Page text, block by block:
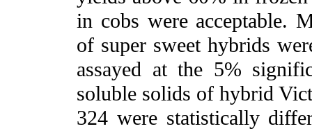
in cobs were acceptable.
of super sweet hybrids
assayed at the 5%
soluble solids of hybrid
324 were statistically